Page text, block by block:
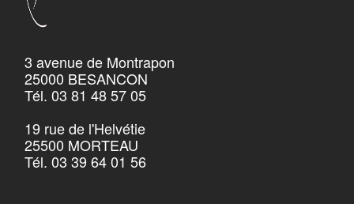
3 avenue de Montrapon
25000 BESANCON
Tél. 03 81 48 57 05
19 rue de l'Helvétie
25500 MORTEAU
Tél. 03 39 64 01 56